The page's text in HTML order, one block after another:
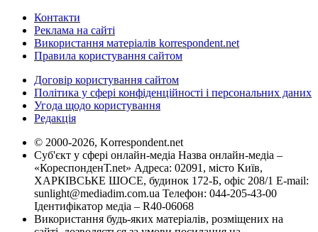
Контакти
Реклама на сайті
Використання матеріалів korrespondent.net
Правила користування сайтом
Договір користування сайтом
Політика у сфері конфіденційності і персональних даних
Угода щодо користування
Редакція
© 2000-2026, Korrespondent.net
Суб'єкт у сфері онлайн-медіа Назва онлайн-медіа –
«КореспонденТ.net» Адреса: 02091, місто Київ,
ХАРКІВСЬКЕ ШОСЕ, будинок 172-Б, офіс 208/1 E-mail:
sunlight@mediadim.com.ua Телефон: 044-205-43-00
Ідентифікатор медіа – R40-06068
Використання будь-яких матеріалів, розміщених на